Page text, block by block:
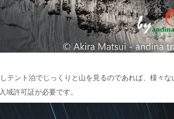
テント泊でじっくりと山を見るのであれば、様々な
域許可証が必要です。